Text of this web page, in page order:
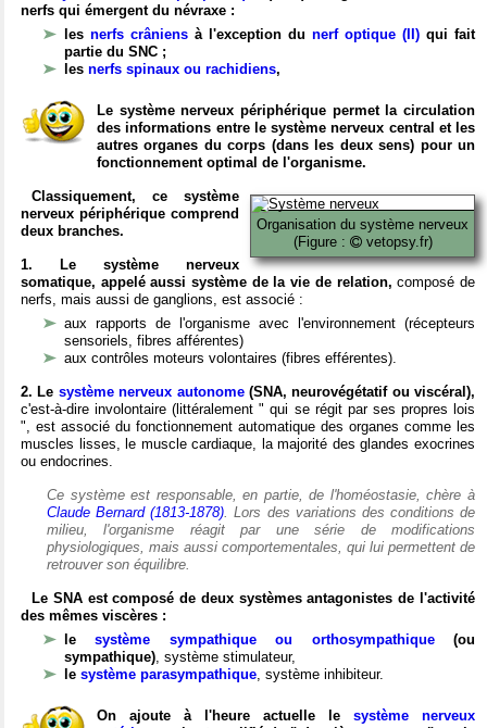
nerfs qui émergent du névraxe :
les nerfs crâniens à l'exception du nerf optique (II) qui fait
partie du SNC ;
les nerfs spinaux ou rachidiens,
Le système nerveux périphérique permet la circulation
des informations entre le système nerveux central et les
autres organes du corps (dans les deux sens) pour un
fonctionnement optimal de l'organisme.
Organisation du système nerveux
(Figure :
vetopsy.fr)
Classiquement, ce système
nerveux périphérique comprend
deux branches.
1. Le système nerveux
somatique, appelé aussi système de la vie de relation, composé de
nerfs, mais aussi de ganglions, est associé :
aux rapports de l'organisme avec l'environnement (récepteurs
sensoriels, fibres afférentes)
aux contrôles moteurs volontaires (fibres efférentes).
2. Le système nerveux autonome(SNA, neurovégétatif ou viscéral),
c'est-à-dire involontaire (littéralement " qui se régit par ses propres lois
", est associé du fonctionnement automatique des organes comme les
muscles lisses, le muscle cardiaque, la majorité des glandes exocrines
ou endocrines.
Ce système est responsable, en partie, de l'homéostasie, chère à
Claude Bernard (1813-1878). Lors des variations des conditions de
milieu, l'organisme réagit par une série de modifications
physiologiques, mais aussi comportementales, qui lui permettent de
retrouver son équilibre.
Le SNA est composé de deux systèmes antagonistes de l'activité
des mêmes viscères :
lesystème sympathique ou orthosympathique(ou
sympathique), système stimulateur,
le système parasympathique, système inhibiteur.
On ajoute à l'heure actuelle le système nerveux